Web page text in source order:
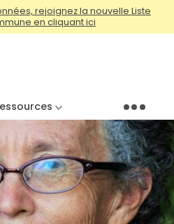
rejoignez la nouvelle Liste
en cliquant ici
Menu